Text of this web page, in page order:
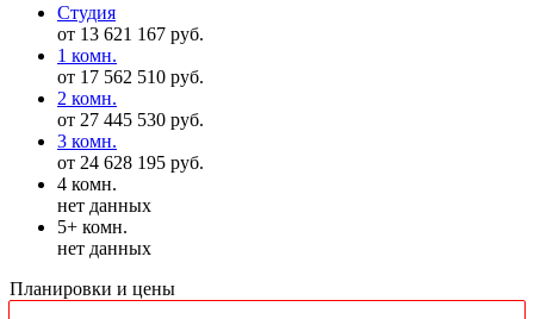
Студия
от 13 621 167 руб.
1 комн.
от 17 562 510 руб.
2 комн.
от 27 445 530 руб.
3 комн.
от 24 628 195 руб.
4 комн.
нет данных
5+ комн.
нет данных
Планировки и цены